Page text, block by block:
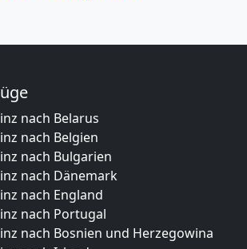
nach Belarus
nach Belgien
nach Bulgarien
nach Dänemark
nach England
nach Portugal
nach Bosnien und Herzegowina